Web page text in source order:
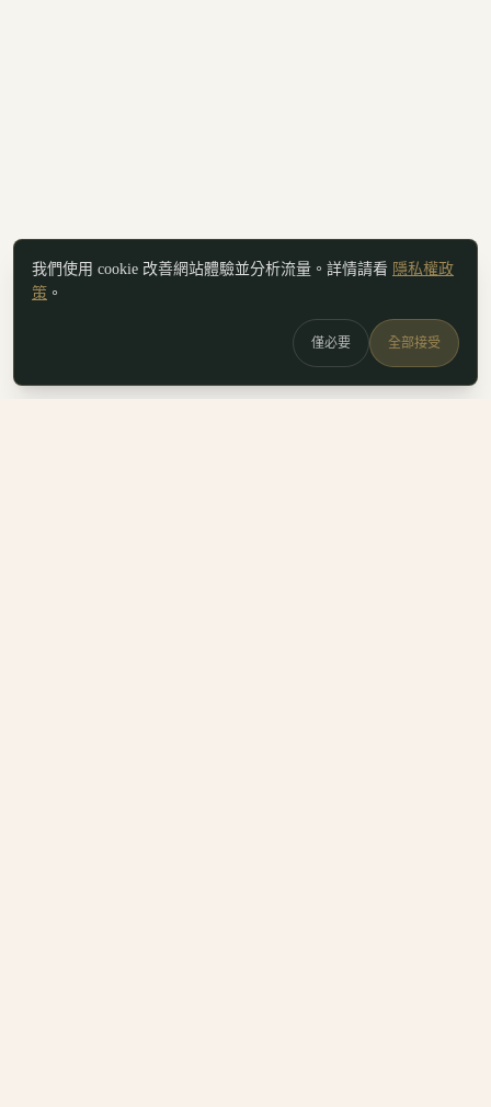
我們使用 cookie 改善網站體驗並分析流量。詳情請看 隱私權政
策 。
僅必要 全部接受